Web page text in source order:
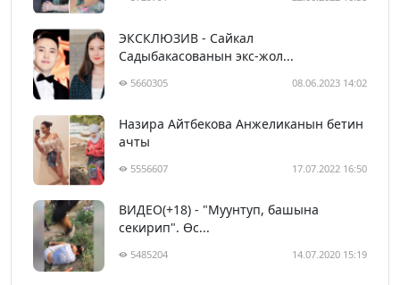
ЭКСКЛЮЗИВ - Сайкал
Садыбакасованын экс-жол...
5660305 08.06.2023 14:02
Назира Айтбекова Анжеликанын бетин
ачты
5556607 17.07.2022 16:50
ВИДЕО(+18) - "Муунтуп, башына
секирип". Өс...
5485204 14.07.2020 15:19